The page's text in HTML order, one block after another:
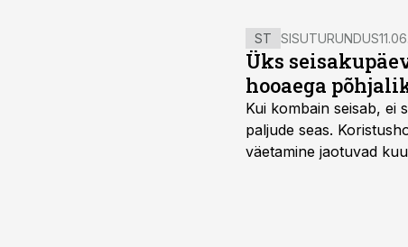
ST SISUTURUNDUS
Üks
hooaega
Kui kombain seisab, ei
paljude seas.
väetamine jaotuvad